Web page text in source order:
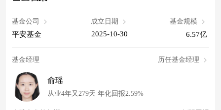
基金公司
平安基金
成立日期
2025-10-30
基金规模
6.57亿
基金经理 历任基金经理
俞瑶
从业4年又279天 年化回报2.59%